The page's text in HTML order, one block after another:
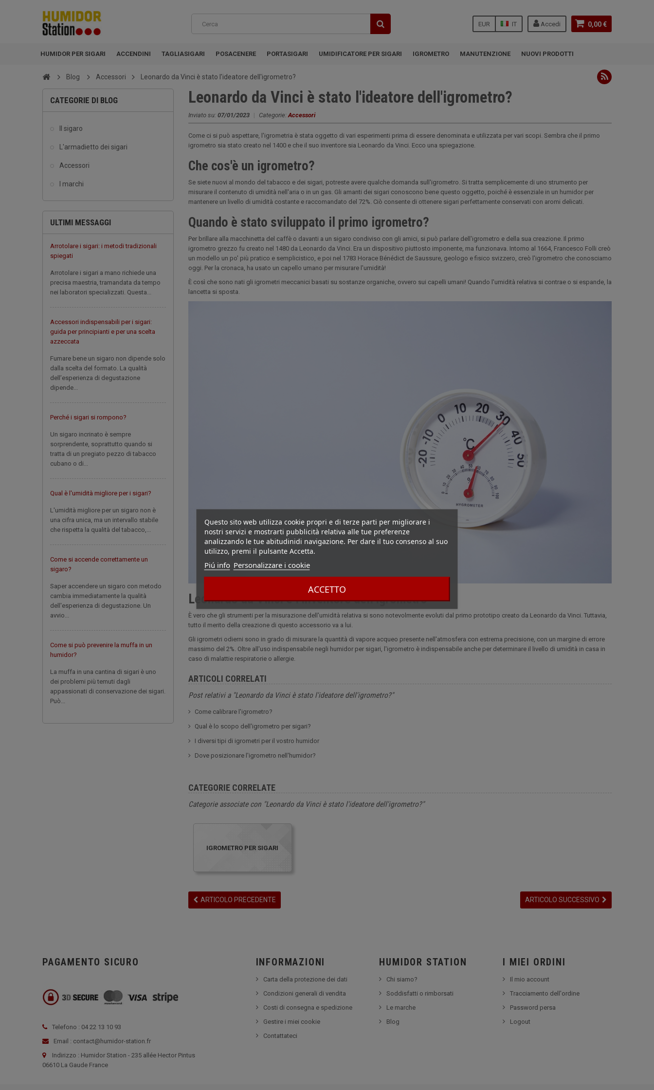
0,00 €
Accedi
IT
EUR
HUMIDOR PER SIGARI ACCENDINI TAGLIASIGARI POSACENERE PORTASIGARI UMIDIFICATORE PER SIGARI IGROMETRO MANUTENZIONE NUOVI PRODOTTI
Questo sito web utilizza cookie propri e di terze parti per migliorare i
nostri servizi e mostrarti pubblicità relativa alle tue preferenze
analizzando le tue abitudinidi navigazione. Per dare il tuo consenso al suo
utilizzo, premi il pulsante Accetta.
Piú info Personalizzare i cookie
ACCETTO
Blog Accessori Leonardo da Vinci è stato l'ideatore dell'igrometro?
CATEGORIE DI BLOG
Il sigaro
L'armadietto dei sigari
Accessori
I marchi
ULTIMI MESSAGGI
Arrotolare i sigari: i metodi tradizionali
spiegati
Arrotolare i sigari a mano richiede una
precisa maestria, tramandata da tempo
nei laboratori specializzati. Questa...
Accessori indispensabili per i sigari:
guida per principianti e per una scelta
azzeccata
Fumare bene un sigaro non dipende solo
dalla scelta del formato. La qualità
dell’esperienza di degustazione
dipende...
Perché i sigari si rompono?
Un sigaro incrinato è sempre
sorprendente, soprattutto quando si
tratta di un pregiato pezzo di tabacco
cubano o di...
Qual è l'umidità migliore per i sigari?
L'umidità migliore per un sigaro non è
una cifra unica, ma un intervallo stabile
che rispetta la qualità del tabacco,...
Come si accende correttamente un
sigaro?
Saper accendere un sigaro con metodo
cambia immediatamente la qualità
dell'esperienza di degustazione. Un
avvio...
Come si può prevenire la muffa in un
humidor?
La muffa in una cantina di sigari è uno
dei problemi più temuti dagli
appassionati di conservazione dei sigari.
Può...
Leonardo da Vinci è stato l'ideatore dell'igrometro?
Inviato su: 07/01/2023 | Categorie:Accessori
Come ci si può aspettare, l'igrometria è stata oggetto di vari esperimenti prima di essere denominata e utilizzata per vari scopi. Sembra che il primo
igrometro sia stato creato nel 1400 e che il suo inventore sia Leonardo da Vinci. Ecco una spiegazione.
Che cos'è un igrometro?
Se siete nuovi al mondo del tabacco e dei sigari, potreste avere qualche domanda sull'igrometro. Si tratta semplicemente di uno strumento per
misurare il contenuto di umidità nell'aria o in un gas. Gli amanti dei sigari conoscono bene questo oggetto, poiché è essenziale in un humidor per
mantenere un livello di umidità costante e raccomandato del 72%. Ciò consente di ottenere sigari perfettamente conservati con aromi delicati.
Quando è stato sviluppato il primo igrometro?
Per brillare alla macchinetta del caffè o davanti a un sigaro condiviso con gli amici, si può parlare dell'igrometro e della sua creazione. Il primo
igrometro grezzo fu creato nel 1480 da Leonardo da Vinci. Era un dispositivo piuttosto imponente, ma funzionava. Intorno al 1664, Francesco Folli creò
un modello un po' più pratico e semplicistico, e poi nel 1783 Horace Bénédict de Saussure, geologo e fisico svizzero, creò l'igrometro che conosciamo
oggi. Per la cronaca, ha usato un capello umano per misurare l'umidità!
È così che sono nati gli igrometri meccanici basati su sostanze organiche, ovvero sui capelli umani! Quando l'umidità relativa si contrae o si espande, la
lancetta si sposta.
Leonardo da Vinci è l'inventore dell'igrometro
È vero che gli strumenti per la misurazione dell'umidità relativa si sono notevolmente evoluti dal primo prototipo creato da Leonardo da Vinci. Tuttavia,
tutto il merito della creazione di questo accessorio va a lui.
Gli igrometri odierni sono in grado di misurare la quantità di vapore acqueo presente nell'atmosfera con estrema precisione, con un margine di errore
massimo del 2%. Oltre all'uso indispensabile negli humidor per sigari, l'igrometro è indispensabile anche per determinare il livello di umidità in casa in
caso di malattie respiratorie o allergie.
ARTICOLI CORRELATI
Post relativi a "Leonardo da Vinci è stato l'ideatore dell'igrometro?"
Come calibrare l'igrometro?
Qual è lo scopo dell'igrometro per sigari?
I diversi tipi di igrometri per il vostro humidor
Dove posizionare l'igrometro nell'humidor?
CATEGORIE CORRELATE
Categorie associate con "Leonardo da Vinci è stato l'ideatore dell'igrometro?"
IGROMETRO PER SIGARI
ARTICOLO PRECEDENTE ARTICOLO SUCCESSIVO
PAGAMENTO SICURO
Telefono : 04 22 13 10 93
Email : contact@humidor-station.fr
Indirizzo : Humidor Station - 235 allée Hector Pintus
06610 La Gaude France
INFORMAZIONI
Carta della protezione dei dati
Condizioni generali di vendita
Costi di consegna e spedizione
Gestire i miei cookie
Contattateci
HUMIDOR STATION
Chi siamo?
Soddisfatti o rimborsati
Le marche
Blog
I MIEI ORDINI
Il mio account
Tracciamento dell'ordine
Password persa
Logout